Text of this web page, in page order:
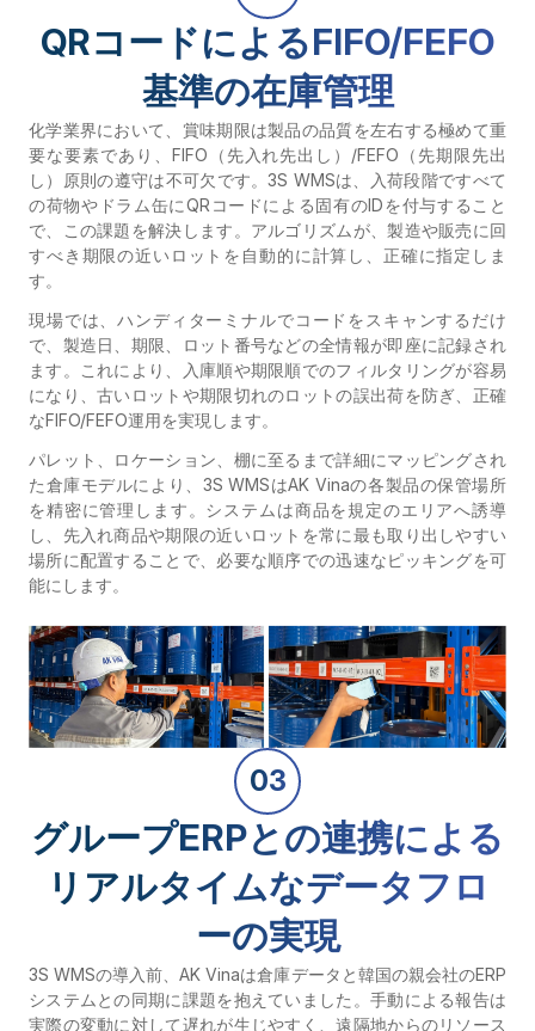
QRコードによるFIFO/FEFO
基準の在庫管理
化学業界において、賞味期限は製品の品質を左右する極めて重
要な要素であり、FIFO（先入れ先出し）/FEFO（先期限先出
し）原則の遵守は不可欠です。3S WMSは、入荷段階ですべて
の荷物やドラム缶にQRコードによる固有のIDを付与すること
で、この課題を解決します。アルゴリズムが、製造や販売に回
すべき期限の近いロットを自動的に計算し、正確に指定しま
す。
現場では、ハンディターミナルでコードをスキャンするだけ
で、製造日、期限、ロット番号などの全情報が即座に記録され
ます。これにより、入庫順や期限順でのフィルタリングが容易
になり、古いロットや期限切れのロットの誤出荷を防ぎ、正確
なFIFO/FEFO運用を実現します。
パレット、ロケーション、棚に至るまで詳細にマッピングされ
た倉庫モデルにより、3S WMSはAK Vinaの各製品の保管場所
を精密に管理します。システムは商品を規定のエリアへ誘導
し、先入れ商品や期限の近いロットを常に最も取り出しやすい
場所に配置することで、必要な順序での迅速なピッキングを可
能にします。
03
グループERPとの連携による
リアルタイムなデータフロ
ーの実現
3S WMSの導入前、AK Vinaは倉庫データと韓国の親会社のERP
システム との同期に課題を抱えていました。手動による報告は
実際の変動に対して遅れが生じやすく、遠隔地からのリソース